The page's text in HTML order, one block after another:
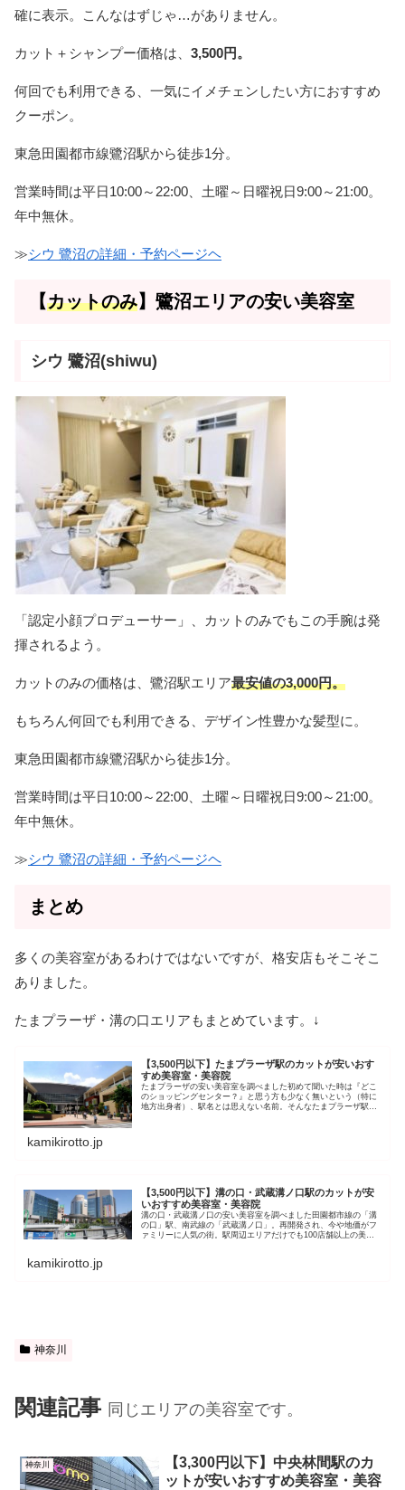
確に表示。こんなはずじゃ…がありません。
カット＋シャンプー価格は、 3,500円。
何回でも利用できる、一気にイメチェンしたい方におすすめ
クーポン。
東急田園都市線鷺沼駅から徒歩1分。
営業時間は平日10:00～22:00、土曜～日曜祝日9:00～21:00。
年中無休。
≫シウ 鷺沼の詳細・予約ページヘ
【カットのみ】鷺沼エリアの安い美容室
シウ 鷺沼(shiwu)
「認定小顔プロデューサー」、カットのみでもこの手腕は発
揮されるよう。
カットのみの価格は、鷺沼駅エリア最安値の3,000円。
もちろん何回でも利用できる、デザイン性豊かな髪型に。
東急田園都市線鷺沼駅から徒歩1分。
営業時間は平日10:00～22:00、土曜～日曜祝日9:00～21:00。
年中無休。
≫シウ 鷺沼の詳細・予約ページヘ
まとめ
多くの美容室があるわけではないですが、格安店もそこそこ
ありました。
たまプラーザ・溝の口エリアもまとめています。↓
【3,500円以下】たまプラーザ駅のカットが安いおす
すめ美容室・美容院
たまプラーザの安い美容室を調べました初めて聞いた時は『どこ
のショッピングセンター？』と思う方も少なく無いという（特に
地方出身者）、駅名とは思えない名前。そんなたまプラーザ駅周
kamikirotto.jp
【3,500円以下】溝の口・武蔵溝ノ口駅のカットが安
いおすすめ美容室・美容院
溝の口・武蔵溝ノ口の安い美容室を調べました田園都市線の「溝
の口」駅、南武線の「武蔵溝ノ口」。再開発され、今や地価がフ
ァミリーに人気の街。駅周辺エリアだけでも100店舗以上の美容
kamikirotto.jp
神奈川
関連記事 同じエリアの美容室です。
神奈川
【3,300円以下】中央林間駅のカ
ットが安いおすすめ美容室・美容